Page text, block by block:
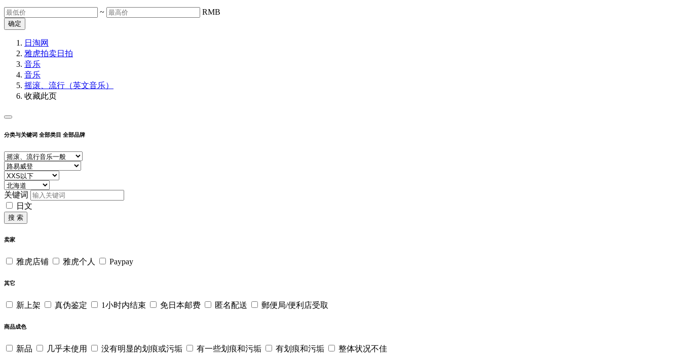
~ RMB
确定
日淘网
雅虎拍卖日拍
音乐
音乐
摇滚、流行（英文音乐）
收藏此页
分类与关键词 全部类目 全部品牌
关键词
日文
搜 索
卖家
雅虎店铺 雅虎个人 Paypay
其它
新上架 真伪鉴定 1小时内结束 免日本邮费 匿名配送 郵便局/便利店受取
商品成色
新品 几乎未使用 没有明显的划痕或污垢 有一些划痕和污垢 有划痕和污垢 整体状况不佳